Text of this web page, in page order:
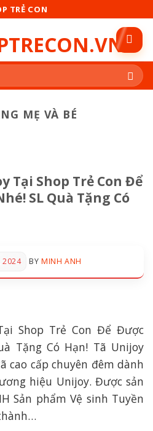
TRẺ CON
MẸ VÀ BÉ
Tại Shop Trẻ Con Để
SL Quà Tặng Có
2024 BY MINH ANH
Shop Trẻ Con Để Được
Tặng Có Hạn! Tã Unijoy
cao cấp chuyên đêm dành
hiệu Unijoy. Được sản
Sản phẩm Vệ sinh Tuyền